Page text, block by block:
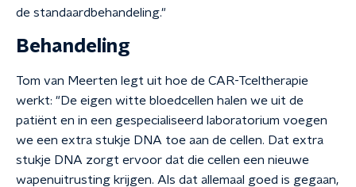
de standaardbehandeling."
Behandeling
Tom van Meerten legt uit hoe de CAR-Tceltherapie
werkt: "De eigen witte bloedcellen halen we uit de
patiënt en in een gespecialiseerd laboratorium voegen
we een extra stukje DNA toe aan de cellen. Dat extra
stukje DNA zorgt ervoor dat die cellen een nieuwe
wapenuitrusting krijgen. Als dat allemaal goed is gegaan,